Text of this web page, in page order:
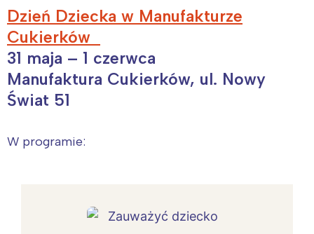
Dzień Dziecka w Manufakturze
Cukierków
31 maja – 1 czerwca
Manufaktura Cukierków, ul. Nowy
Świat 51
W programie: